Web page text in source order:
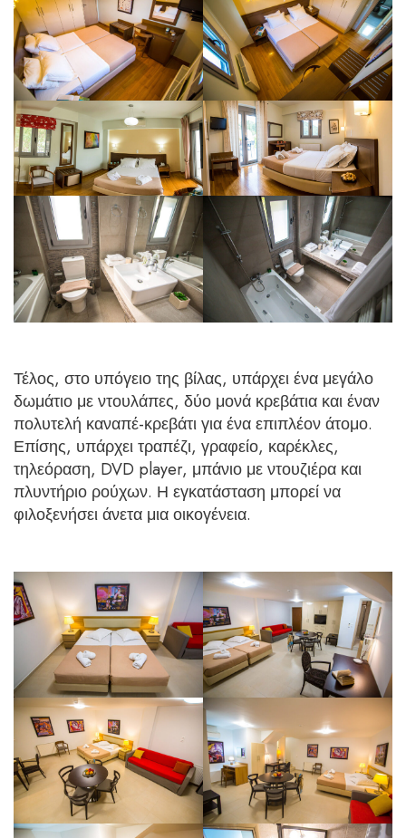
Τέλος, στο υπόγειο της βίλας, υπάρχει ένα μεγάλο
δωμάτιο με ντουλάπες, δύο μονά κρεβάτια και έναν
πολυτελή καναπέ-κρεβάτι για ένα επιπλέον άτομο.
Επίσης, υπάρχει τραπέζι, γραφείο, καρέκλες,
τηλεόραση, DVD player, μπάνιο με ντουζιέρα και
πλυντήριο ρούχων. Η εγκατάσταση μπορεί να
φιλοξενήσει άνετα μια οικογένεια.